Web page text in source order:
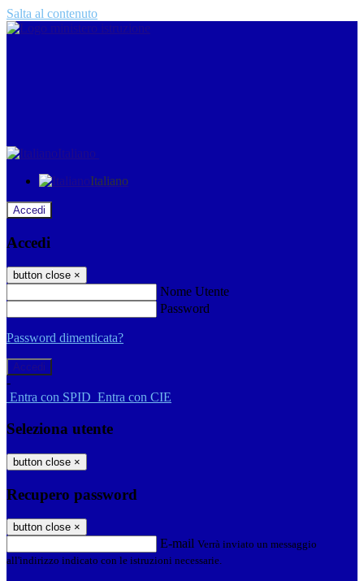
Salta al contenuto
Italiano
Italiano
Accedi
Accedi
button close ×
Nome Utente
Password
Password dimenticata?
-
Entra con SPID Entra con CIE
Seleziona utente
button close ×
Recupero password
button close ×
E-mail Verrà inviato un messaggio
all'indirizzo indicato con le istruzioni necessarie.